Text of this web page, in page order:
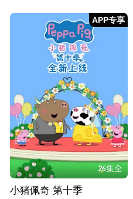
APP专享
26集全
小猪佩奇 第十季